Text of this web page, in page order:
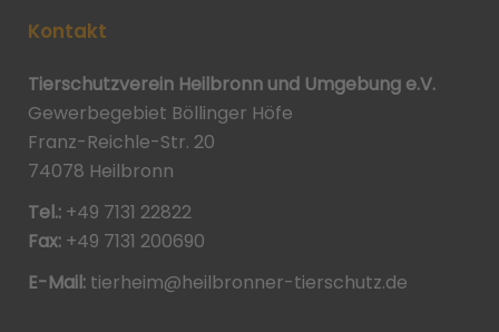
Kontakt
Tierschutzverein Heilbronn und Umgebung e.V.
Gewerbegebiet Böllinger Höfe
Franz-Reichle-Str. 20
74078 Heilbronn
Tel.: +49 7131 22822
Fax: +49 7131 200690
E-Mail: tierheim@heilbronner-tierschutz.de